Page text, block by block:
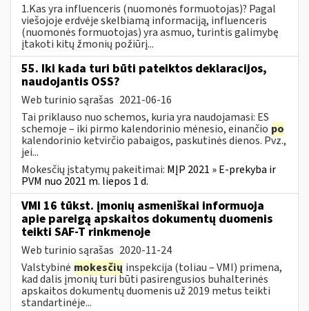
1.Kas yra influenceris (nuomonės formuotojas)? Pagal
viešojoje erdvėje skelbiamą informaciją, influenceris
(nuomonės formuotojas) yra asmuo, turintis galimybę
įtakoti kitų žmonių požiūrį...
55. Iki kada turi būti pateiktos deklaracijos,
naudojantis OSS?
Web turinio sąrašas 2021-06-16
Tai priklauso nuo schemos, kuria yra naudojamasi: ES
schemoje – iki pirmo kalendorinio mėnesio, einančio po
kalendorinio ketvirčio pabaigos, paskutinės dienos. Pvz.,
jei...
Mokesčių įstatymų pakeitimai: MĮP 2021 » E-prekyba ir
PVM nuo 2021 m. liepos 1 d.
VMI 16 tūkst. įmonių asmeniškai informuoja
apie pareigą apskaitos dokumentų duomenis
teikti SAF-T rinkmenoje
Web turinio sąrašas 2020-11-24
Valstybinė mokesčių inspekcija (toliau – VMI) primena,
kad dalis įmonių turi būti pasirengusios buhalterinės
apskaitos dokumentų duomenis už 2019 metus teikti
standartinėje...